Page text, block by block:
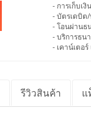
- การเก็บเ
- บัตรเดบิต
- โอนผ่านธ
- บริการธน
- เคาน์เตอร์
รีวิวสินค้า แ